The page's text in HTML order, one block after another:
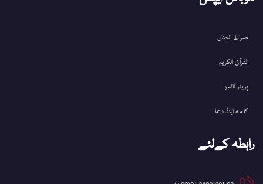
صراط الجنان
القرآن الکریم
پریئر ٹائمز
کلمہ اینڈ دعا
رابطہ کےلئے